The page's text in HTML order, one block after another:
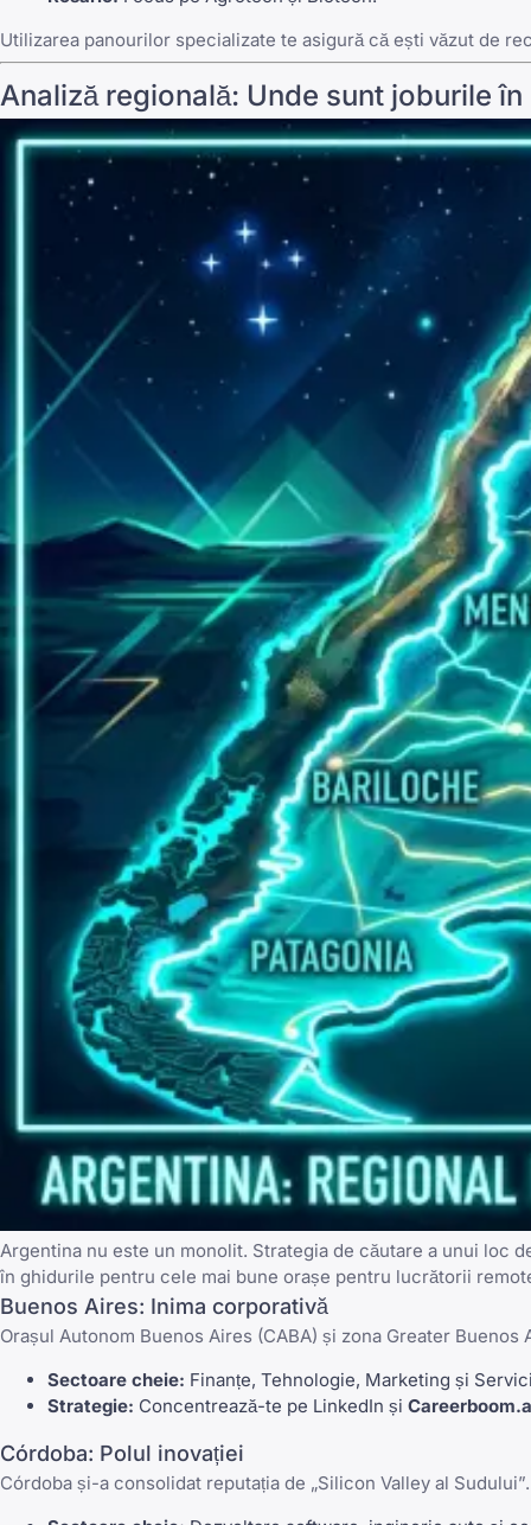
Utilizarea panourilor specializate te asigură că ești văzut de
Analiză regională: Unde sunt joburile
Argentina nu este un monolit. Strategia de căutare a unui loc
în ghidurile pentru cele mai bune orașe pentru lucrătorii
Buenos Aires: Inima corporativă
Orașul Autonom Buenos Aires (CABA) și zona Greater
Sectoare cheie: Finanțe, Tehnologie, Marketing și
Strategie: Concentrează-te pe LinkedIn și
Córdoba: Polul inovației
Córdoba și-a consolidat reputația de „Silicon Valley al Sudului”.